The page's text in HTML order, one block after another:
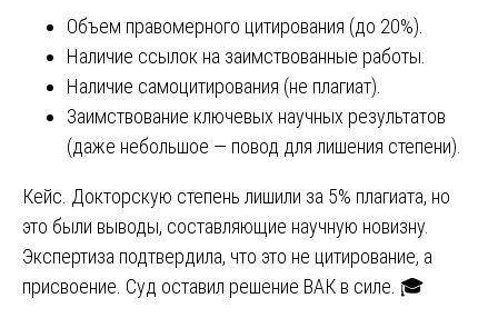
Объем правомерного цитирования (до 20%).
Наличие ссылок на заимствованные работы.
Наличие самоцитирования (не плагиат).
Заимствование ключевых научных результатов
(даже небольшое — повод для лишения степени).
Кейс. Докторскую степень лишили за 5% плагиата, но
это были выводы, составляющие научную новизну.
Экспертиза подтвердила, что это не цитирование, а
присвоение. Суд оставил решение ВАК в силе. 🎓